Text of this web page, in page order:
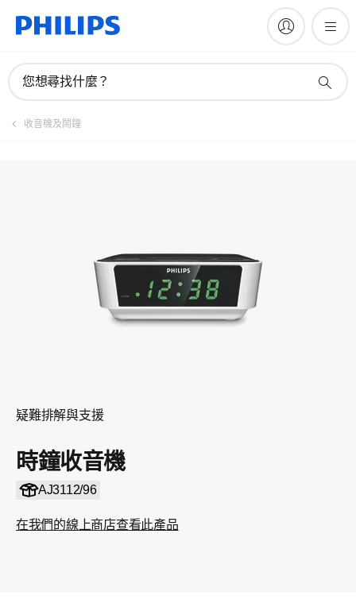
您想尋找什麼？
收音機及鬧鐘
疑難排解與支援
時鐘收音機
AJ3112/96
在我們的線上商店查看此產品
註冊產品